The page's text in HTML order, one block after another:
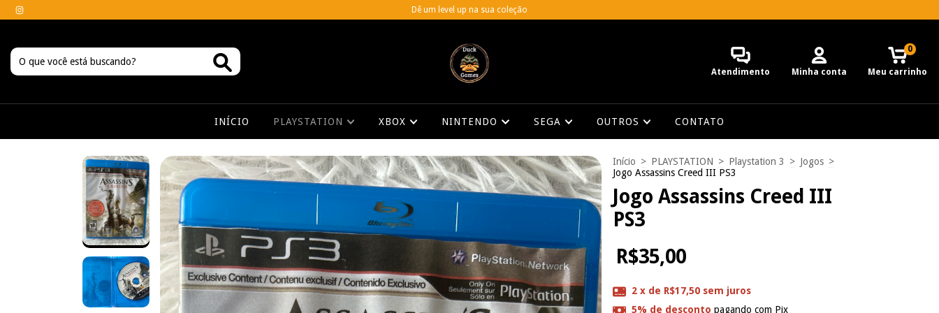
Dê um level up na sua coleção
Atendimento Minha conta Meu carrinho
0
INÍCIO PLAYSTATION XBOX NINTENDO SEGA OUTROS CONTATO
Início > PLAYSTATION > Playstation 3 > Jogos >
Jogo Assassins Creed III PS3
Jogo Assassins Creed III
PS3
R$35,00
2 x de R$17,50 sem juros
5% de desconto pagando com Pix